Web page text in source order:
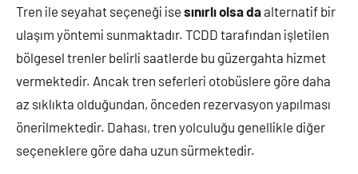
Tren ile seyahat seçeneği ise sınırlı olsa daalternatif bir
ulaşım yöntemi sunmaktadır. TCDD tarafından işletilen
bölgesel trenler belirli saatlerde bu güzergahta hizmet
vermektedir. Ancak tren seferleri otobüslere göre daha
az sıklıkta olduğundan, önceden rezervasyon yapılması
önerilmektedir. Dahası, tren yolculuğu genellikle diğer
seçeneklere göre daha uzun sürmektedir.